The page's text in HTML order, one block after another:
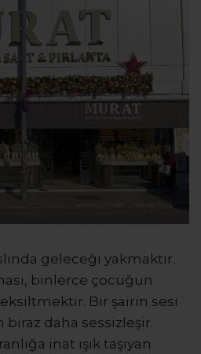
geleceği yakmaktır.
binlerce çocuğun
Bir şairin sesi
daha sessizleşir.
inat ışık taşıyan